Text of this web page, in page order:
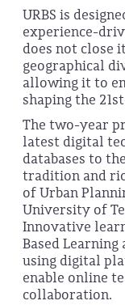
URBS is
experience-
does not close
geographical
allowing it to
shaping the
The two-year
latest digital
databases to
tradition and
of Urban
University of
Innovative
Based
using digital
enable online
collaboration.